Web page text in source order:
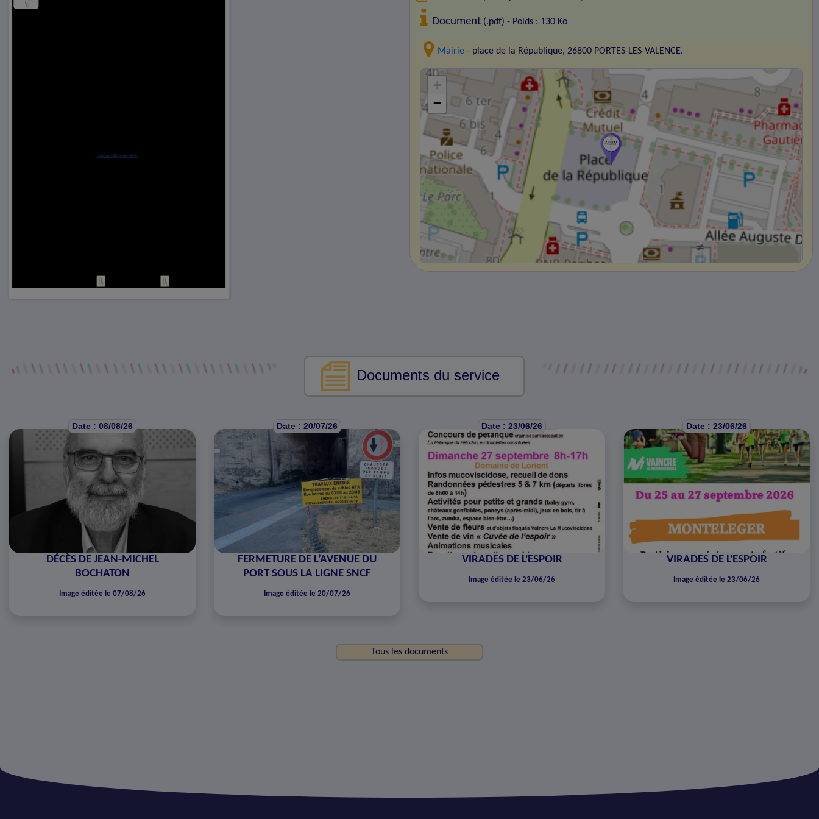
Document (.pdf) - Poids : 130 Ko
Mairie - place de la République, 26800 PORTES-LES-VALENCE.
+
−
Documents du service
Date : 08/08/26
DÉCÈS DE JEAN-MICHEL
BOCHATON
Image éditée le 07/08/26
Date : 20/07/26
FERMETURE DE L’AVENUE DU
PORT SOUS LA LIGNE SNCF
Image éditée le 20/07/26
Date : 23/06/26
VIRADES DE L'ESPOIR
Image éditée le 23/06/26
Date : 23/06/26
VIRADES DE L'ESPOIR
Image éditée le 23/06/26
Tous les documents